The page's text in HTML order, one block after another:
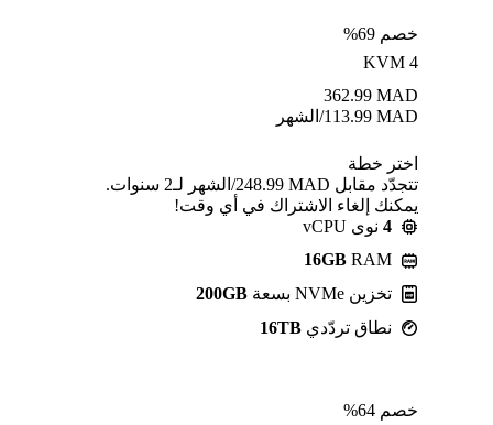
خصم 69%
KVM 4
MAD
362.99
MAD
113.99/الشهر
اختر خطة
تتجدّد مقابل MAD ⁦248.99⁩/الشهر لـ2 سنوات.
يمكنك إلغاء الاشتراك في أي وقت!
4 نوى vCPU
16GB RAM
تخزين NVMe بسعة
200GB
نطاق تردّدي 16TB
خصم 64%